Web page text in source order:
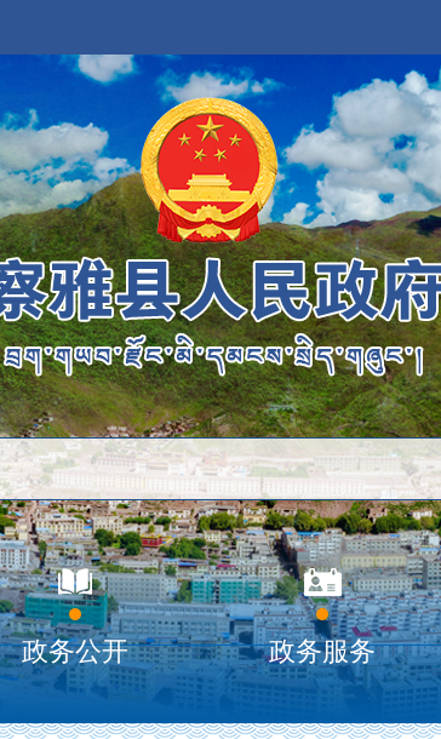
政务公开 政务服务